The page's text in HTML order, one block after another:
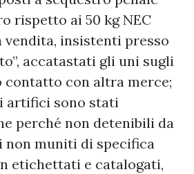
rispetto ai 50 kg NEC
insistenti presso
accatastati gli uni sugli
con altra merce;
artifici sono stati
perché non detenibili da
non muniti di specifica
etichettati e catalogati,